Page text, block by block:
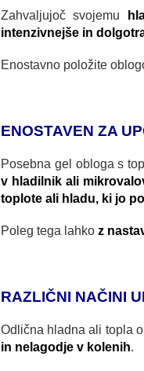
Zahvaljujoč svojemu
intenzivnejše in
Enostavno položite
ENOSTAVEN ZA
Posebna gel obloga s
v hladilnik ali
toplote ali hladu, ki jo
Poleg tega lahko z
RAZLIČNI NAČINI
Odlična hladna ali topla
in nelagodje v kolenih.